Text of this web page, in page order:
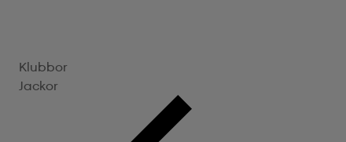
Klubbor
Jackor